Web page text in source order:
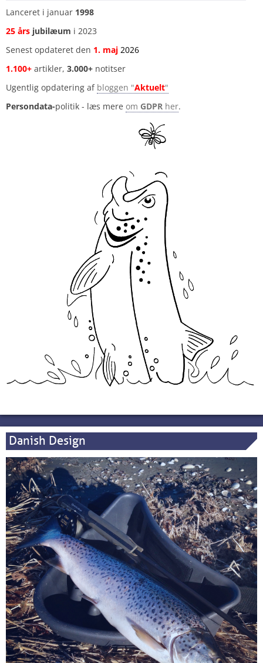
Lanceret i januar 1998
25 års jubilæum i 2023
Senest opdateret den 1. maj 2026
1.100+ artikler, 3.000+ notitser
Ugentlig opdatering af bloggen "Aktuelt"
Persondata-politik - læs mere om GDPR her.
Danish Design